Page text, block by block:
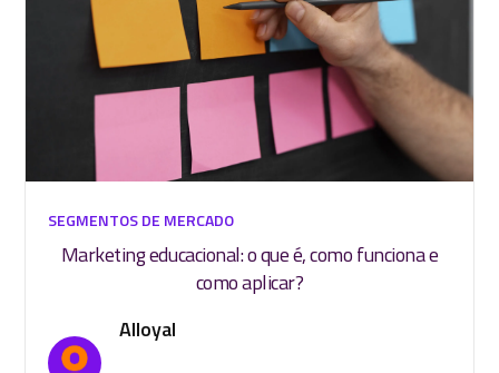
SEGMENTOS DE MERCADO
Marketing educacional: o que é, como funciona e
como aplicar?
Alloyal